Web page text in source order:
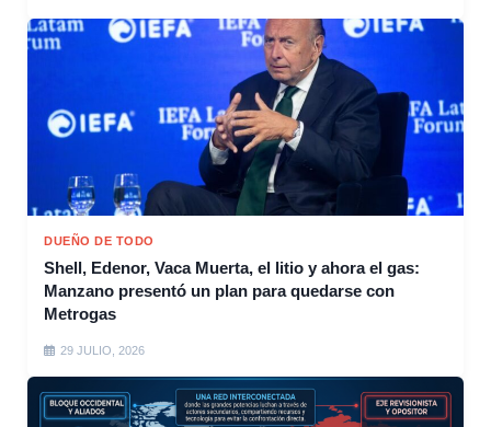
DUEÑO DE TODO
Shell, Edenor, Vaca Muerta, el litio y ahora el gas:
Manzano presentó un plan para quedarse con
Metrogas
29 JULIO, 2026